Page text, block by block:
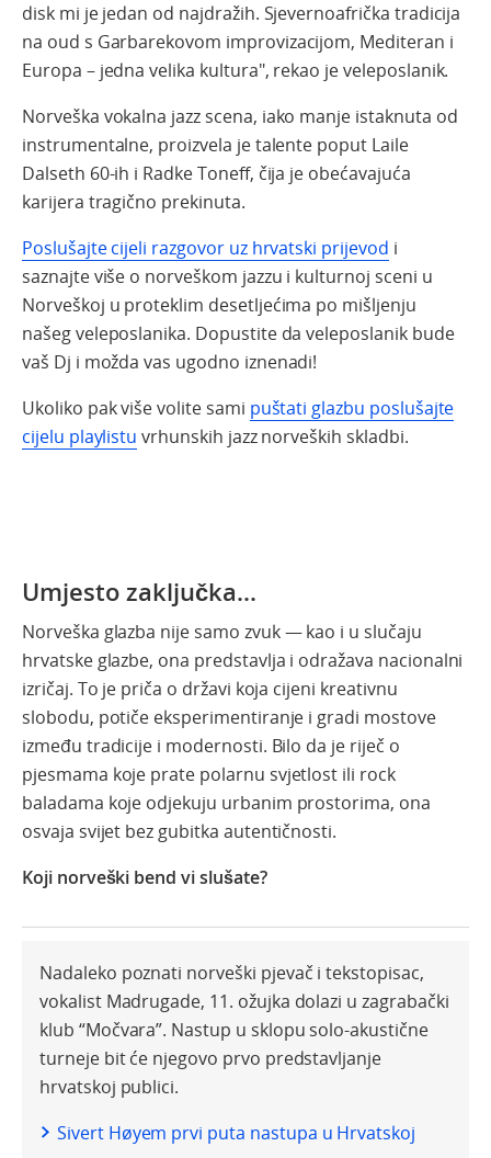
disk mi je jedan od najdražih. Sjevernoafrička tradicija
na oud s Garbarekovom improvizacijom, Mediteran i
Europa – jedna velika kultura", rekao je veleposlanik.
Norveška vokalna jazz scena, iako manje istaknuta od
instrumentalne, proizvela je talente poput Laile
Dalseth 60-ih i Radke Toneff, čija je obećavajuća
karijera tragično prekinuta.
Poslušajte cijeli razgovor uz hrvatski prijevod i
saznajte više o norveškom jazzu i kulturnoj sceni u
Norveškoj u proteklim desetljećima po mišljenju
našeg veleposlanika. Dopustite da veleposlanik bude
vaš Dj i možda vas ugodno iznenadi!
Ukoliko pak više volite sami puštati glazbu poslušajte
cijelu playlistu vrhunskih jazz norveških skladbi.
Umjesto zaključka...
Norveška glazba nije samo zvuk — kao i u slučaju
hrvatske glazbe, ona predstavlja i odražava nacionalni
izričaj. To je priča o državi koja cijeni kreativnu
slobodu, potiče eksperimentiranje i gradi mostove
između tradicije i modernosti. Bilo da je riječ o
pjesmama koje prate polarnu svjetlost ili rock
baladama koje odjekuju urbanim prostorima, ona
osvaja svijet bez gubitka autentičnosti.
Koji norveški bend vi slušate?
Nadaleko poznati norveški pjevač i tekstopisac,
vokalist Madrugade, 11. ožujka dolazi u zagrabački
klub “Močvara”. Nastup u sklopu solo-akustične
turneje bit će njegovo prvo predstavljanje
hrvatskoj publici.
Sivert Høyem prvi puta nastupa u Hrvatskoj